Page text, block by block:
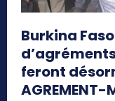
Burkina
feront
AGREMENT-